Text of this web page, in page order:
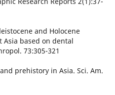
and Holocene
Asia based on dental
73:305-321
prehistory in Asia. Sci. Am.